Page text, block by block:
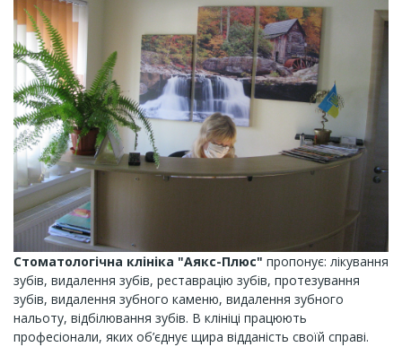
Стоматологічна клініка "Аякс-Плюс" пропонує: лікування
зубів, видалення зубів, реставрацію зубів, протезування
зубів, видалення зубного каменю, видалення зубного
нальоту, відбілювання зубів. В клініці працюють
професіонали, яких об’єднує щира відданість своїй справі.